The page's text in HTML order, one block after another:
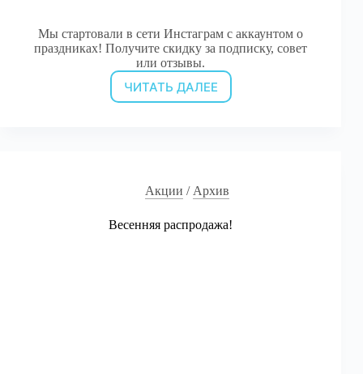
Мы стартовали в сети Инстаграм с аккаунтом о
праздниках! Получите скидку за подписку, совет
или отзывы.
ЧИТАТЬ ДАЛЕЕ
Получи
Акции / Архив
Весенняя распродажа!